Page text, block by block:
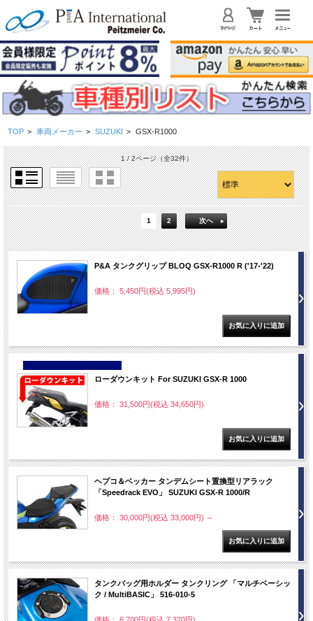
TOP > 車両メーカー > SUZUKI > GSX-R1000
1 / 2ページ（全32件）
1 2 次へ
P&A タンクグリップ BLOQ GSX-R1000 R ('17-'22)
価格： 5,450円(税込 5,995円)
ローダウンキット For SUZUKI GSX-R 1000
価格： 31,500円(税込 34,650円)
ヘプコ＆ベッカー タンデムシート置換型リアラック
「Speedrack EVO」 SUZUKI GSX-R 1000/R
価格： 30,000円(税込 33,000円) ～
タンクバッグ用ホルダー タンクリング 「マルチベーシッ
ク / MultiBASIC」 516-010-5